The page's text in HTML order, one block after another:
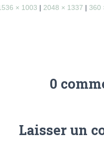
× 1003 | 2048 × 1337 | 360
0
Laisser un